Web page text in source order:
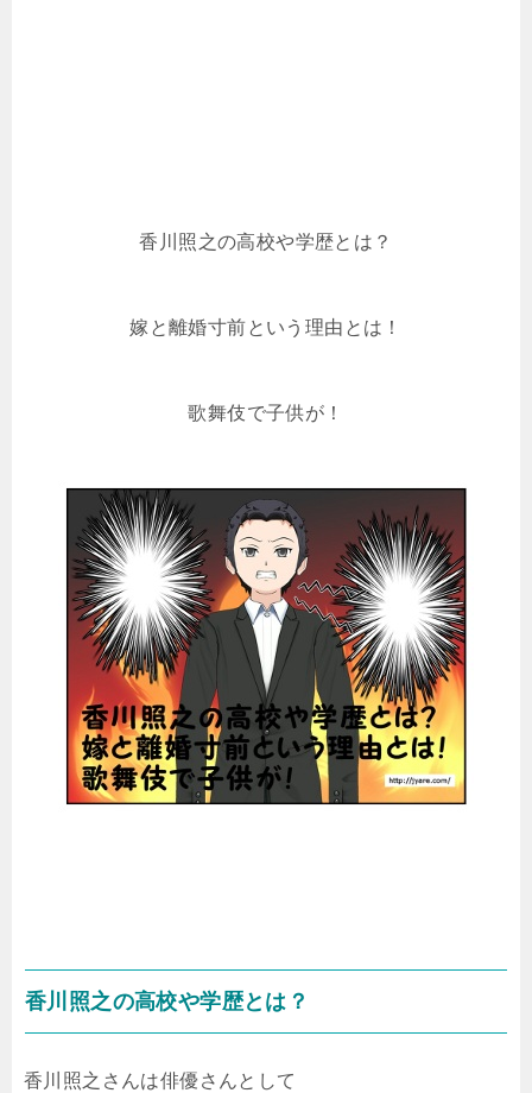
香川照之の高校や学歴とは？
嫁と離婚寸前という理由とは！
歌舞伎で子供が！
香川照之の高校や学歴とは？
香川照之さんは俳優さんとして